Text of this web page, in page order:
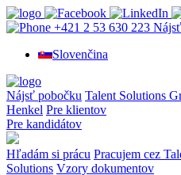
+421 2 53 630 223
Slovenčina
Nájsť pobočku Talent Solutions
Henkel Pre klientov
Pre kandidátov
Hľadám si prácu Pracujem cez
Solutions Vzory dokumentov